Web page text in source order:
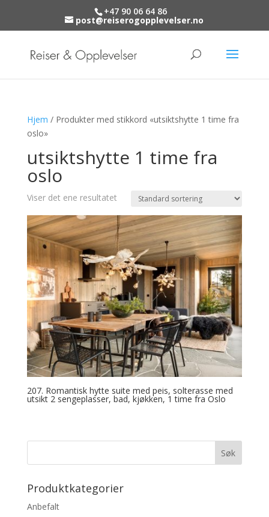
+47 90 06 64 86
post@reiserogopplevelser.no
Hjem / Produkter med stikkord «utsiktshytte 1 time fra
oslo»
utsiktshytte 1 time fra
oslo
Viser det ene resultatet
207. Romantisk hytte suite med peis, solterasse med
utsikt 2 sengeplasser, bad, kjøkken, 1 time fra Oslo
Produktkategorier
Anbefalt